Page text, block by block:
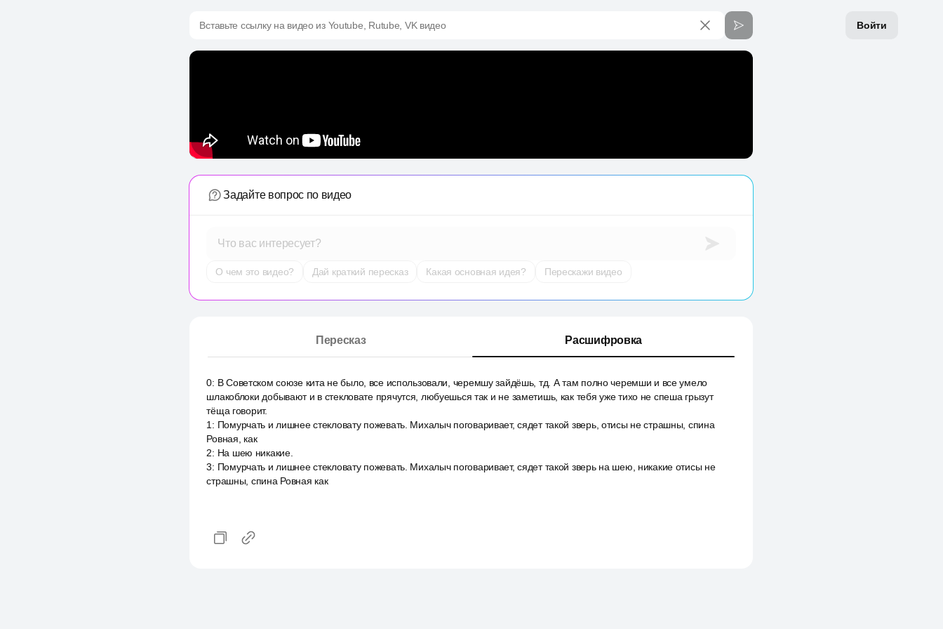
Войти
Вставьте ссылку на видео из Youtube, Rutube, VK видео
Задайте вопрос по видео
Что вас интересует?
О чем это видео? Дай краткий пересказ Какая основная идея? Перескажи видео
Пересказ Расшифровка
0: В Советском союзе кита не было, все использовали, черемшу зайдёшь, тд. А там полно черемши и все умело
шлакоблоки добывают и в стекловате прячутся, любуешься так и не заметишь, как тебя уже тихо не спеша грызут
тёща говорит.
1 : Помурчать и лишнее стекловату пожевать. Михалыч поговаривает, сядет такой зверь, отисы не страшны, спина
Ровная, как
2: На шею никакие.
3: Помурчать и лишнее стекловату пожевать. Михалыч поговаривает, сядет такой зверь на шею, никакие отисы не
страшны, спина Ровная как